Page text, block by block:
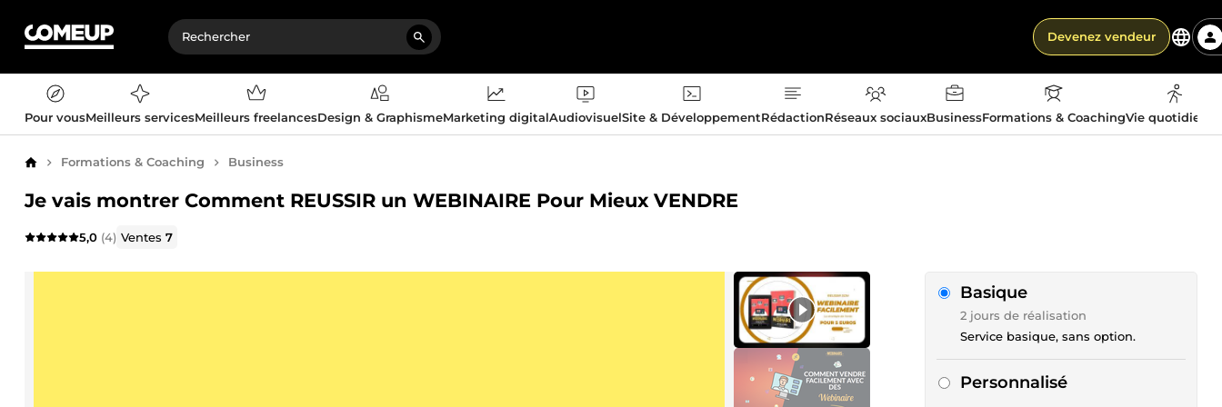
Devenez vendeur
Pour vousMeilleurs servicesMeilleurs freelancesDesign & GraphismeMarketing digitalAudiovisuelSite & DéveloppementRédactionRéseaux sociauxBusinessFormations & CoachingVie
AccueilFormations & Coaching Business
Je vais montrer Comment REUSSIR un WEBINAIRE Pour Mieux VENDRE
5,0 (4) Ventes7
Basique
2 jours de réalisation
Service basique, sans option.
Personnalisé